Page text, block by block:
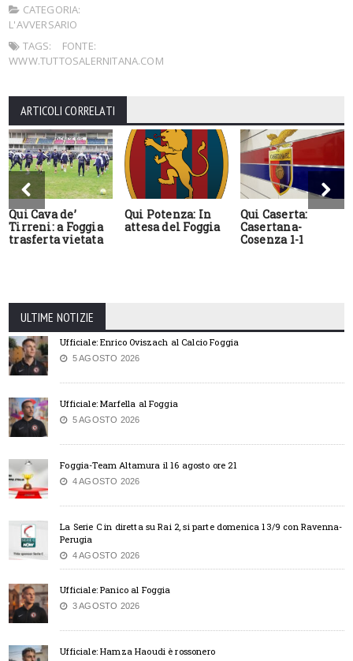
CATEGORIA:
L'AVVERSARIO
TAGS:
FONTE:
WWW.TUTTOSALERNITANA.COM
ARTICOLI CORRELATI
Qui Cava de’
Tirreni: a Foggia
trasferta vietata
Qui Potenza: In
attesa del Foggia
Qui Caserta:
Casertana-
Cosenza 1-1
ULTIME NOTIZIE
Ufficiale: Enrico Oviszach al Calcio Foggia
5 AGOSTO 2026
Ufficiale: Marfella al Foggia
5 AGOSTO 2026
Foggia-Team Altamura il 16 agosto ore 21
4 AGOSTO 2026
La Serie C in diretta su Rai 2, si parte domenica 13/9 con Ravenna-
Perugia
4 AGOSTO 2026
Ufficiale: Panico al Foggia
3 AGOSTO 2026
Ufficiale: Hamza Haoudi è rossonero